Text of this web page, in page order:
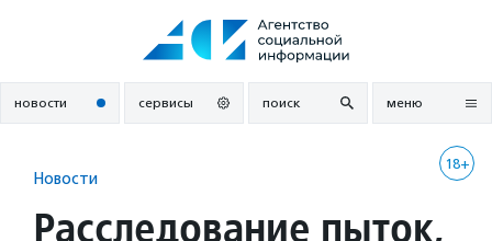
новости сервисы поиск меню
18+
Новости
Расследование пыток,